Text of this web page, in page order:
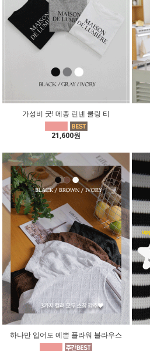
가성비 굿! 메종 린넨 쿨링 티
21,600원
하나만 입어도 예쁜 플라워 블라우스